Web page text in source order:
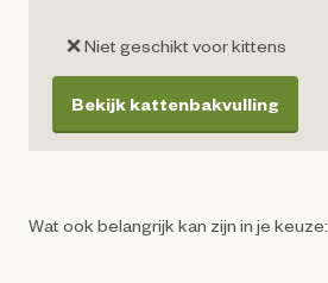
❌ Niet geschikt voor kittens
Bekijk kattenbakvulling
Wat ook belangrijk kan zijn in je keuze: